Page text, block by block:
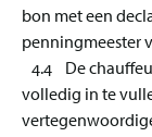
bon met een
penningmeester
4.4 De
volledig in te